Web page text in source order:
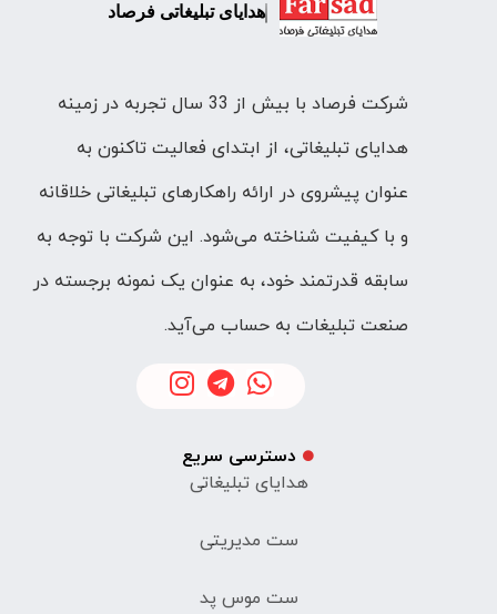
هدایای تبلیغاتی فرصاد
شرکت فرصاد با بیش از 33 سال تجربه در زمینه
هدایای تبلیغاتی، از ابتدای فعالیت تاکنون به
عنوان پیشروی در ارائه راهکارهای تبلیغاتی خلاقانه
و با کیفیت شناخته می‌شود. این شرکت با توجه به
سابقه قدرتمند خود، به عنوان یک نمونه برجسته در
صنعت تبلیغات به حساب می‌آید.
دسترسی سریع
هدایای تبلیغاتی
ست مدیریتی
ست موس پد